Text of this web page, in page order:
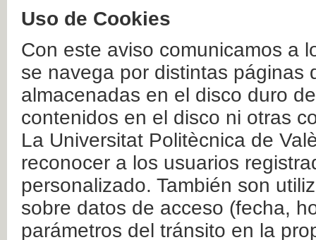
Uso de Cookies
Con este aviso comunicamos a
se navega por distintas páginas
almacenadas en el disco duro
contenidos en el disco ni otras
La Universitat Politècnica de
reconocer a los usuarios
personalizado. También son
sobre datos de acceso (fecha,
parámetros del tránsito en la